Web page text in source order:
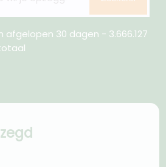
afgelopen 30 dagen - 3.666.127